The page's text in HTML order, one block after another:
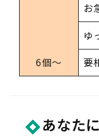
お
ゆ
6個〜
要
あなた